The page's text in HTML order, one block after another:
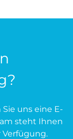
uns eine E-
steht Ihnen
Verfügung.